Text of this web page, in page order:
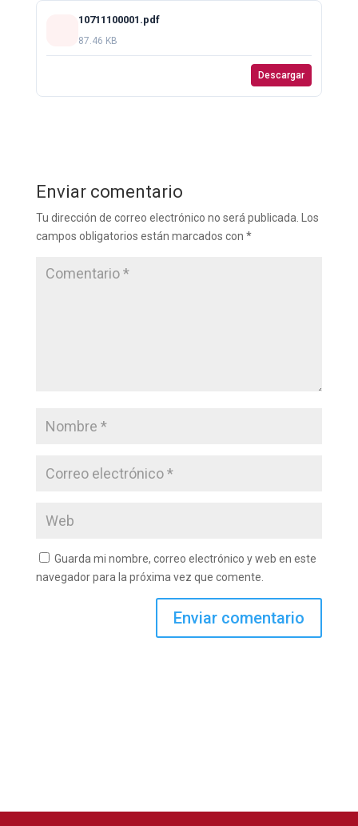
10711100001.pdf
87.46 KB
Descargar
Enviar comentario
Tu dirección de correo electrónico no será publicada.
Los
campos obligatorios están marcados con *
Guarda mi nombre, correo electrónico y web en este
navegador para la próxima vez que comente.